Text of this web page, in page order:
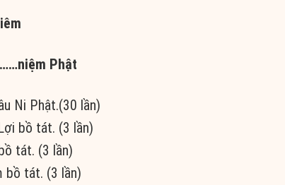
Phật
Ni Phật.(30 lần)
bồ tát. (3 lần)
tát. (3 lần)
bồ tát. (3 lần)